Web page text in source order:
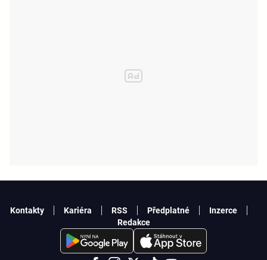
Kontakty Kariéra RSS Předplatné
Inzerce
Redakce